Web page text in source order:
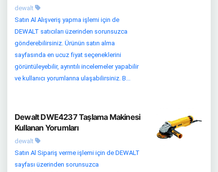
dewalt
Satın Al Alışveriş yapma işlemi için de
DEWALT satıcıları üzerinden sorunsuzca
gönderebilirsiniz. Ürünün satın alma
sayfasında en ucuz fiyat seçeneklerini
görüntüleyebilir, ayrıntılı incelemeler yapabilir
ve kullanıcı yorumlarına ulaşabilirsiniz. B...
Dewalt DWE4237 Taşlama Makinesi
Kullanan Yorumları
dewalt
Satın Al Sipariş verme işlemi için de DEWALT
sayfası üzerinden sorunsuzca